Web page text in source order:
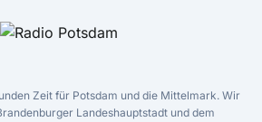
Zeit für Potsdam und die Mittelmark. Wir
Landeshauptstadt und dem